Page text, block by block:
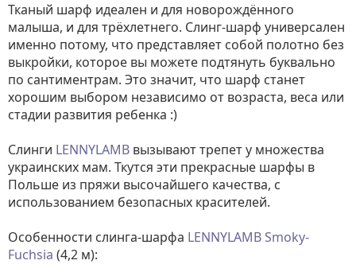
Тканый шарф идеален и для новорождённого
малыша, и для трёхлетнего. Слинг-шарф универсален
именно потому, что представляет собой полотно без
выкройки, которое вы можете подтянуть буквально
по сантиментрам. Это значит, что шарф станет
хорошим выбором независимо от возраста, веса или
стадии развития ребенка :)
Слинги LENNYLAMB вызывают трепет у множества
украинских мам. Ткутся эти прекрасные шарфы в
Польше из пряжи высочайшего качества, с
использованием безопасных красителей.
Особенности слинга-шарфа LENNYLAMB Smoky-
Fuchsia (4,2 м):